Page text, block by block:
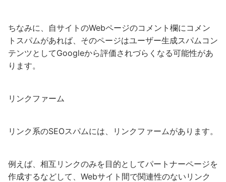
ちなみに、自サイトのWebページのコメント欄にコメン
トスパムがあれば、そのページはユーザー生成スパムコン
テンツとしてGoogleから評価されづらくなる可能性があ
ります。
リンクファーム
リンク系のSEOスパムには、リンクファームがあります。
例えば、相互リンクのみを目的としてパートナーページを
作成するなどして、Webサイト間で関連性のないリンク